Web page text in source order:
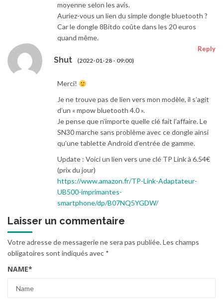
moyenne selon les avis.
Auriez-vous un lien du simple dongle bluetooth ?
Car le dongle 8Bitdo coûte dans les 20 euros
quand même.
Shut (2022-01-28 - 09:00)
Reply
Merci!
Je ne trouve pas de lien vers mon modèle, il s’agit
d’un « mpow bluetooth 4.0 ».
Je pense que n’importe quelle clé fait l’affaire. Le
SN30 marche sans problème avec ce dongle ainsi
qu’une tablette Android d’entrée de gamme.
Update : Voici un lien vers une clé TP Link à 6.54€
(prix du jour)
https://www.amazon.fr/TP-Link-Adaptateur-
UB500-imprimantes-
smartphone/dp/B07NQ5YGDW/
Laisser un commentaire
Votre adresse de messagerie ne sera pas publiée.Les champs
obligatoires sont indiqués avec *
NAME*